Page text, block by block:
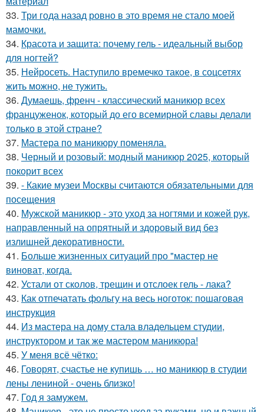
33. Три года назад ровно в это время не стало моей
мамочки.
34. Красота и защита: почему гель - идеальный выбор
для ногтей?
35. Нейросеть. Наступило времечко такое, в соцсетях
жить можно, не тужить.
36. Думаешь, френч - классический маникюр всех
француженок, который до его всемирной славы делали
только в этой стране?
37. Мастера по маникюру поменяла.
38. Черный и розовый: модный маникюр 2025, который
покорит всех
39. - Какие музеи Москвы считаются обязательными для
посещения
40. Мужской маникюр - это уход за ногтями и кожей рук,
направленный на опрятный и здоровый вид без
излишней декоративности.
41. Больше жизненных ситуаций про "мастер не
виноват, когда.
42. Устали от сколов, трещин и отслоек гель - лака?
43. Как отпечатать фольгу на весь ноготок: пошаговая
инструкция
44. Из мастера на дому стала владельцем студии,
инструктором и так же мастером маникюра!
45. У меня всё чётко:
46. Говорят, счастье не купишь … но маникюр в студии
лены лениной - очень близко!
47. Год я замужем.